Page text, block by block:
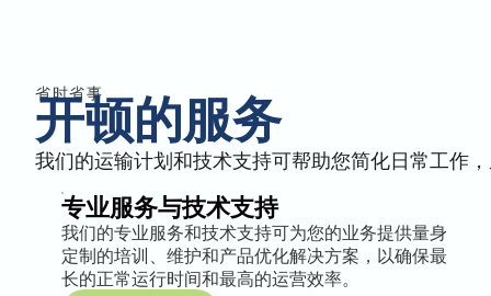
省时省事
开顿的服务
我们的运输计划和技术支持可帮助您简化日常工作
专业服务与技术支持
我们的专业服务和技术支持可为您的业务提供量身
定制的培训、维护和产品优化解决方案，以确保最
长的正常运行时间和最高的运营效率。